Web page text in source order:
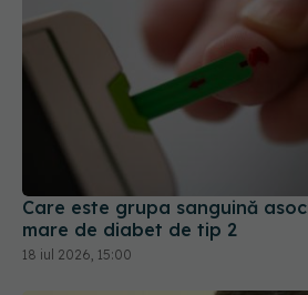
Care este grupa sanguină
mare de diabet de tip 2
18 iul 2026, 15:00